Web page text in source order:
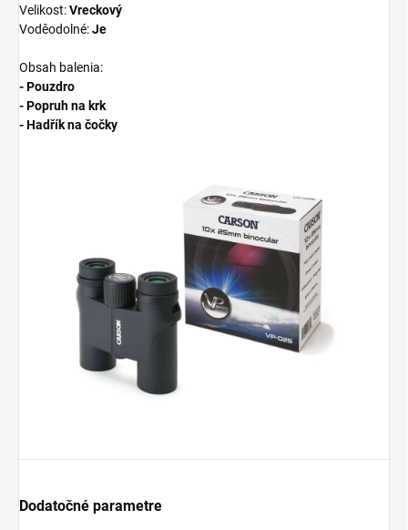
Velikost:Vreckový
Voděodolné:Je
Obsah balenia:
- Pouzdro
- Popruh na krk
- Hadřík na čočky
Dodatočné parametre